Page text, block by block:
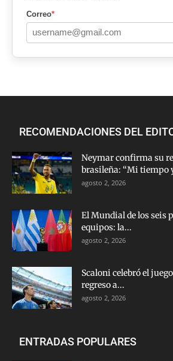
Correo*
RECOMENDACIONES DEL
Neymar confirma su
brasileña: “Mi tiempo
agosto 2, 2026
El Mundial de los seis
equipos: la...
agosto 2, 2026
Scaloni celebró el
regreso a...
agosto 2, 2026
ENTRADAS POPULARES